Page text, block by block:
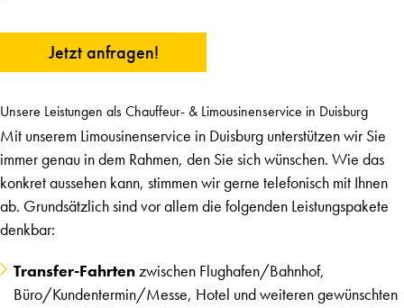
Jetzt anfragen!
Unsere Leistungen als Chauffeur- & Limousinenservice in Duisburg
Mit unserem Limousinenservice in Duisburg unterstützen wir Sie
immer genau in dem Rahmen, den Sie sich wünschen. Wie das
konkret aussehen kann, stimmen wir gerne telefonisch mit Ihnen
ab. Grundsätzlich sind vor allem die folgenden Leistungspakete
denkbar:
Transfer-Fahrtenzwischen Flughafen/Bahnhof,
Büro/Kundentermin/Messe, Hotel und weiteren gewünschten